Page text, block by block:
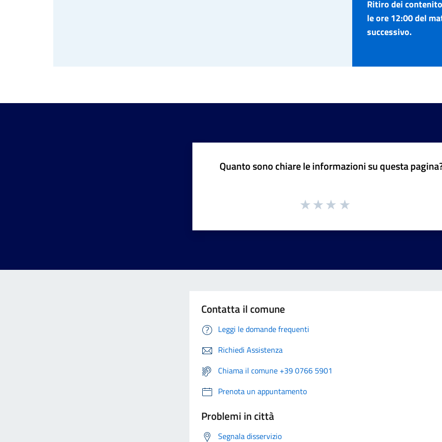
Ritiro dei
le ore 12:00 del
successivo.
Quanto sono chiare le informazioni su questa
Contatta il comune
Leggi le domande frequenti
Richiedi Assistenza
Chiama il comune +39 0766 5901
Prenota un appuntamento
Problemi in città
Segnala disservizio